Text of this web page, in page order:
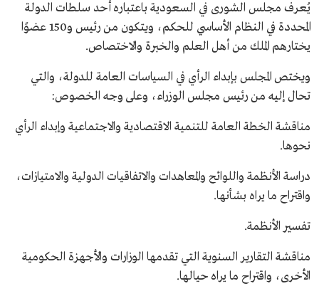
يُعرف مجلس الشورى في السعودية باعتباره أحد سلطات الدولة
المحددة في النظام الأساسي للحكم، ويتكون من رئيس و150 عضوًا
يختارهم الملك من أهل العلم والخبرة والاختصاص.
ويختص المجلس بإبداء الرأي في السياسات العامة للدولة، والتي
تحال إليه من رئيس مجلس الوزراء، وعلى وجه الخصوص:
مناقشة الخطة العامة للتنمية الاقتصادية والاجتماعية وإبداء الرأي
نحوها.
دراسة الأنظمة واللوائح والمعاهدات والاتفاقيات الدولية والامتيازات،
واقتراح ما يراه بشأنها.
تفسير الأنظمة.
مناقشة التقارير السنوية التي تقدمها الوزارات والأجهزة الحكومية
الأخرى، واقتراح ما يراه حيالها.